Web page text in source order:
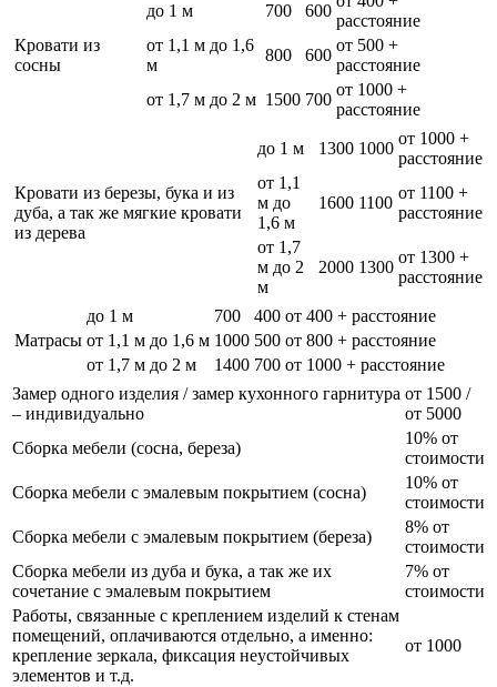
Кровати из
сосны
до 1 м 700 600
расстояние
от 1,1 м до 1,6
м
800 600
от 500 +
расстояние
от 1,7 м до 2 м 1500 700
от 1000 +
расстояние
Кровати из березы, бука и из
дуба, а так же мягкие кровати
из дерева
до 1 м 1300 1000
от 1000 +
расстояние
от 1,1
м до
1,6 м
1600 1100
от 1100 +
расстояние
от 1,7
м до 2
м
2000 1300
от 1300 +
расстояние
Матрасы
до 1 м 700 400 от 400 + расстояние
от 1,1 м до 1,6 м 1000 500 от 800 + расстояние
от 1,7 м до 2 м
1400 700 от 1000 + расстояние
Замер одного изделия / замер кухонного гарнитура
– индивидуально
от 1500 /
от 5000
Сборка мебели (сосна, береза)
10% от
стоимости
Сборка мебели с эмалевым покрытием (сосна)
10% от
стоимости
Сборка мебели с эмалевым покрытием (береза)
8% от
стоимости
Сборка мебели из дуба и бука, а так же их
сочетание с эмалевым покрытием
7% от
стоимости
Работы, связанные с креплением изделий к стенам
помещений, оплачиваются отдельно, а именно:
крепление зеркала, фиксация неустойчивых
элементов и т.д.
от 1000